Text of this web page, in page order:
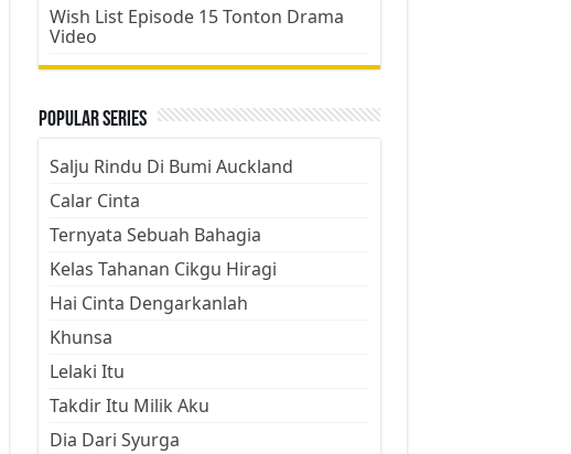
Wish List Episode 15 Tonton Drama
Video
Popular Series
Salju Rindu Di Bumi Auckland
Calar Cinta
Ternyata Sebuah Bahagia
Kelas Tahanan Cikgu Hiragi
Hai Cinta Dengarkanlah
Khunsa
Lelaki Itu
Takdir Itu Milik Aku
Dia Dari Syurga